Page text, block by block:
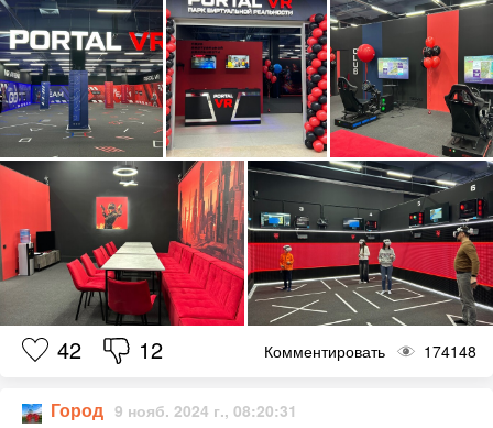
42 12 Комментировать 174148
Город 9 нояб. 2024 г., 08:20:31